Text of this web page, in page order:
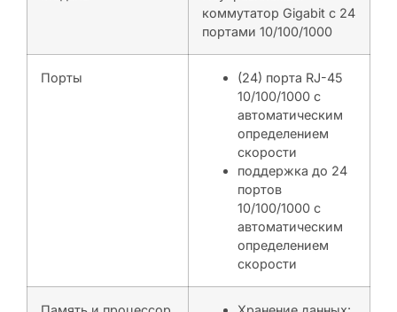
коммутатор Gigabit с 24
портами 10/100/1000
Порты
(24) порта RJ-45
10/100/1000 с
автоматическим
определением
скорости
поддержка до 24
портов
10/100/1000 с
автоматическим
определением
скорости